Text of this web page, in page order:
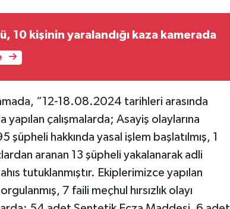
10 kişinin yaralandığı kaza kamerada
“12-18.08.2024 tarihleri arasında
yapılan çalışmalarda; Asayiş olaylarına
şüpheli hakkında yasal işlem başlatılmış, 1
aranan 13 şüpheli yakalanarak adli
tutuklanmıştır. Ekiplerimizce yapılan
7 faili meçhul hırsızlık olayı